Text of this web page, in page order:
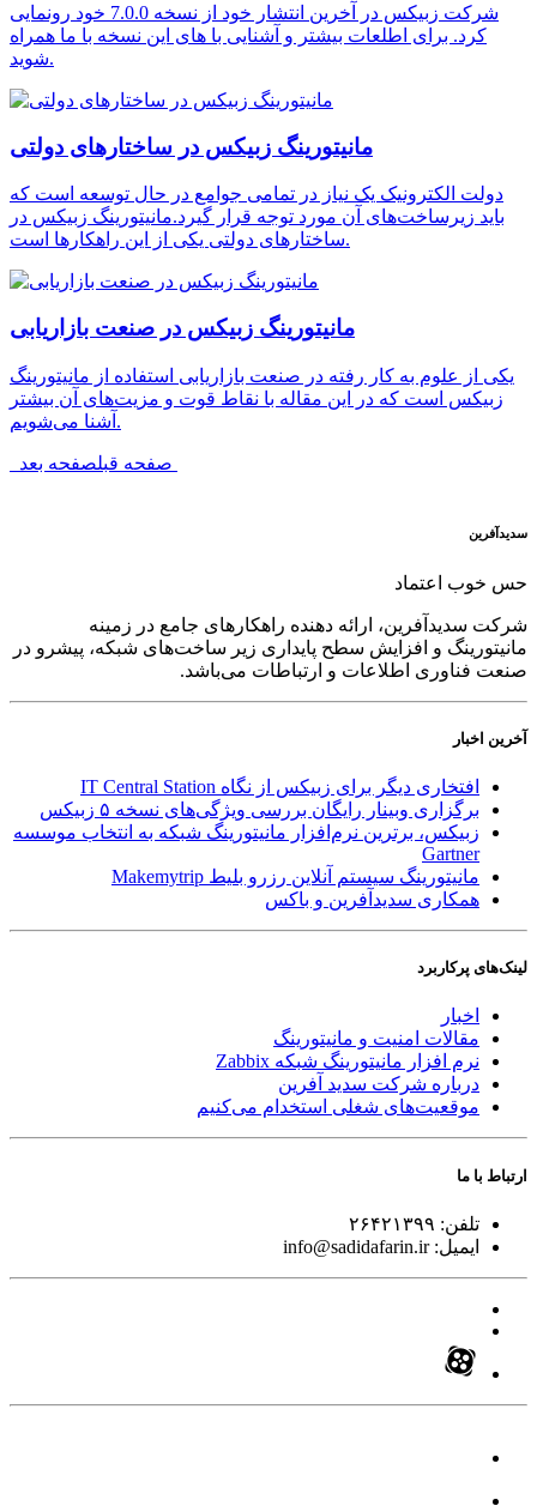
شرکت زبیکس در آخرین انتشار خود از نسخه 7.0.0 خود رونمایی
کرد. برای اطلعات بیشتر و آشنایی با ‌های این نسخه با ما همراه
شوید.
مانیتورینگ زبیکس در ساختارهای دولتی
دولت الکترونیک یک نیاز در تمامی جوامع در حال توسعه است که
باید زیرساخت‌های آن مورد توجه قرار گیرد.مانیتورینگ زبیکس در
ساختارهای دولتی یکی از این راهکارها است.
مانیتورینگ زبیکس در صنعت بازاریابی
یکی از علوم به کار رفته در صنعت بازاریابی استفاده از مانیتورینگ
زبیکس است که در این مقاله با نقاط قوت و مزیت‌های آن بیشتر
آشنا می‌شویم.
صفحه قبل
سدید‌آفرین
حس خوب اعتماد
شرکت سدید‌آفرین، ارائه دهنده راهکارهای جامع در زمینه
مانیتورینگ و افزایش سطح پایداری زیر ساخت‌های شبکه، پیشرو در
صنعت فناوری اطلاعات و ارتباطات می‌باشد.
آخرین اخبار
افتخاری دیگر برای زبیکس از نگاه IT Central Station
برگزاری وبینار رایگان بررسی ویژگی‌های نسخه ۵ زبیکس
زبیکس، برترین نرم‌افزار مانیتورینگ شبکه به انتخاب موسسه
Gartner
مانیتورینگ سیستم آنلاین رزرو بلیط Makemytrip
همکاری سدیدآفرین و باکس
لینک‌های پر‌کاربرد
اخبار
مقالات امنیت و مانیتورینگ
نرم افزار مانیتورینگ شبکه Zabbix
درباره شرکت سدید آفرین
موقعیت‌های شغلی استخدام ‌می‌کنیم
ارتباط با ما
تلفن: ۲۶۴۲۱۳۹۹
ایمیل:info@sadidafarin.ir